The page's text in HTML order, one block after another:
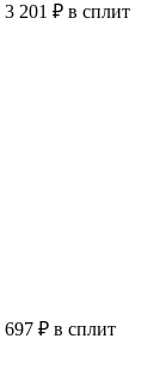
3 201 ₽ в сплит
697 ₽ в сплит